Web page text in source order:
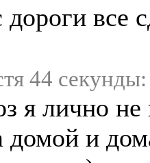
дороги все
44 секунды:
я лично
домой и